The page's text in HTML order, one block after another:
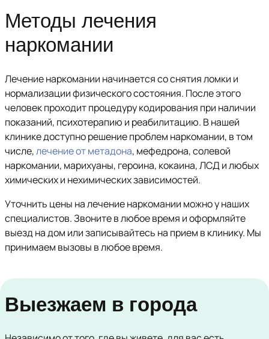
Методы лечения
наркомании
Лечение наркомании начинается со снятия ломки и
нормализации физического состояния. После этого
человек проходит процедуру кодирования при наличии
показаний, психотерапию и реабилитацию. В нашей
клинике доступно решение проблем наркомании, в том
числе,лечение от метадона, мефедрона, солевой
наркомании, марихуаны, героина, кокаина, ЛСД и любых
химических и нехимических зависимостей.
Уточнить цены на лечение наркомании можно у наших
специалистов. Звоните в любое время и оформляйте
выезд на дом или записывайтесь на прием в клинику. Мы
принимаем вызовы в любое время.
Выезжаем в города